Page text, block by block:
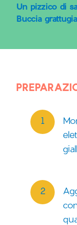
Un pizzico di
Buccia